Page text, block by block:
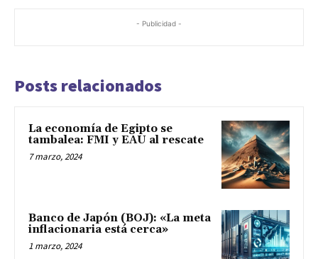
- Publicidad -
Posts relacionados
La economía de Egipto se
tambalea: FMI y EAU al rescate
7 marzo, 2024
Banco de Japón (BOJ): «La meta
inflacionaria está cerca»
1 marzo, 2024